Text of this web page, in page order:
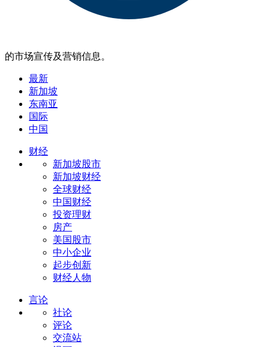
的市场宣传及营销信息。
最新
新加坡
东南亚
国际
中国
财经
新加坡股市
新加坡财经
全球财经
中国财经
投资理财
房产
美国股市
中小企业
起步创新
财经人物
言论
社论
评论
交流站